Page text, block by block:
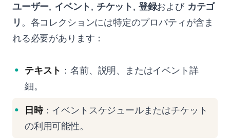
ユーザー, イベント, チケット, 登録および カテゴ
リ 。各コレクションには特定のプロパティが含ま
れる必要があります：
テキスト ：名前、説明、またはイベント詳
細。
日時：イベントスケジュールまたはチケット
の利用可能性。